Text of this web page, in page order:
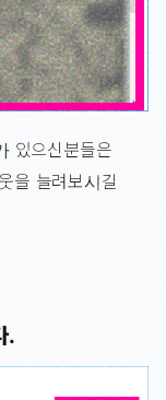
있으신분들은
을 늘려보시길
.